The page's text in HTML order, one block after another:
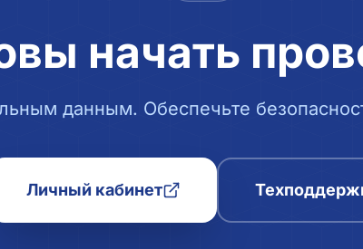
начать
данным. Обеспечьте
Личный кабинет